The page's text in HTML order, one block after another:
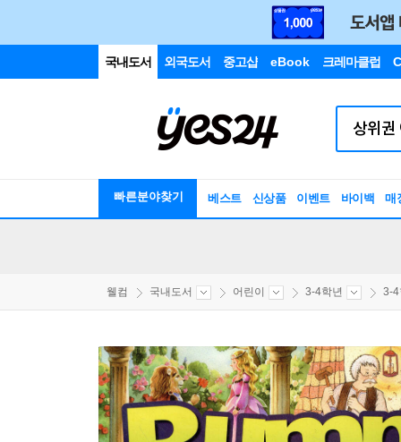
국내도서 외국도서 중고샵 eBook 크레마클럽
빠른분야찾기 베스트 신상품 이벤트 바이백 매
웰컴 국내도서 어린이 3-4학년 3-4